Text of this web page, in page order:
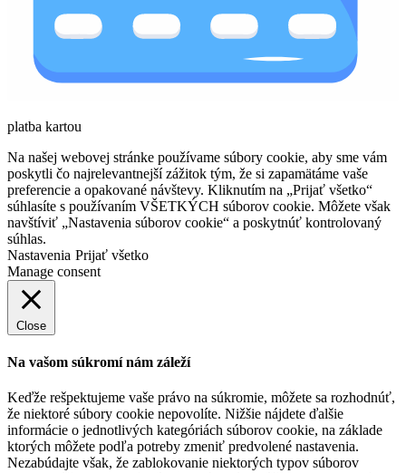
platba kartou
Na našej webovej stránke používame súbory cookie, aby sme vám
poskytli čo najrelevantnejší zážitok tým, že si zapamätáme vaše
preferencie a opakované návštevy. Kliknutím na „Prijať všetko“
súhlasíte s používaním VŠETKÝCH súborov cookie. Môžete však
navštíviť „Nastavenia súborov cookie“ a poskytnúť kontrolovaný
súhlas.
Nastavenia Prijať všetko
Manage consent
Close
Na vašom súkromí nám záleží
Keďže rešpektujeme vaše právo na súkromie, môžete sa rozhodnúť,
že niektoré súbory cookie nepovolíte. Nižšie nájdete ďalšie
informácie o jednotlivých kategóriách súborov cookie, na základe
ktorých môžete podľa potreby zmeniť predvolené nastavenia.
Nezabúdajte však, že zablokovanie niektorých typov súborov